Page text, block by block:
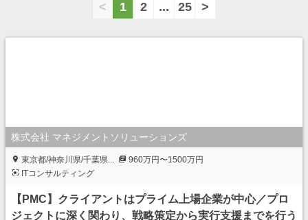
< 1 2 ...
25
>
株式会社 マネジメントソリューションズ
東京都/神奈川県/千葉県...
960万円〜1500万円
ITコンサルティング
【PMC】クライアントはプライム上場企業が中心／プロ
ジェクトに深く関わり、戦略策定から実行支援までを行う